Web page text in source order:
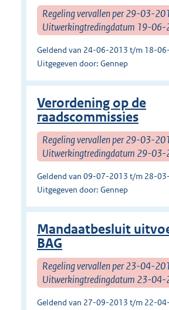
Regeling vervallen per 29-03-
Uitwerkingtredingdatum 19-
Geldend van 24-06-2013 t/m 18-
Uitgegeven door: Gennep
Verordening op de
raadscommissies
Regeling vervallen per 29-03-
Uitwerkingtredingdatum 29-03-
Geldend van 09-07-2013 t/m 28-
Uitgegeven door: Gennep
Mandaatbesluit
BAG
Regeling vervallen per 23-04-
Uitwerkingtredingdatum 23-04-
Geldend van 27-09-2013 t/m 22-